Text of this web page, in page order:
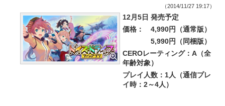
（2014/11/27 19:17）
12月5日 発売予定
価格：
4,990円（通常版）
5,990円（同梱版）
CEROレーティング：A（全
年齢対象）
プレイ人数：1人（通信プレ
イ時：2～4人）